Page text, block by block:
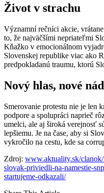
Život v strachu
Významní rečníci akcie,
to, že najväčšími nepriateľmi
Kňažko v emocionálnom
Slovenskej republike viac ako
predpokladanú traumu, ktorú
Nový hlas, nové
Smerovanie protestu nie je len
podpore a spolupráci naprieč
umelci, ale aj široká verejnosť
lepšiemu. Je na čase, aby si
vykročilo na cestu, kde sa
Zdroj: www.aktuality.sk/
slovak-priviedli-na-namestie-
startujeme-odkazali/